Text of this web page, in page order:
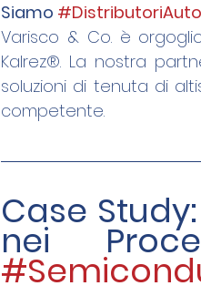
Siamo
Varisco & Co. è
Kalrez®. La nostra
soluzioni di tenuta di
competente.
Case